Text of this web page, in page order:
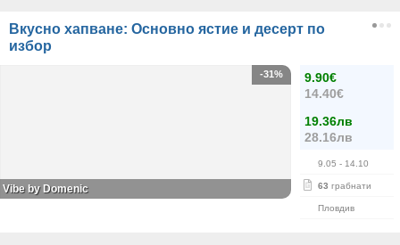
Вкусно хапване: Основно ястие и десерт по
избор
9.90€
14.40€
19.36лв
28.16лв
9.05 - 14.10
63 грабнати
Пловдив
-31%
Vibe by Domenic